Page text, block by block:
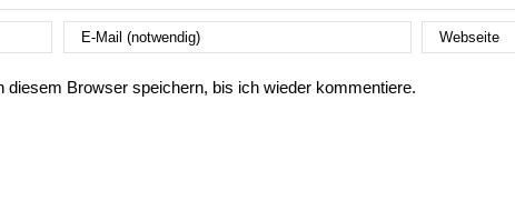
diesem Browser speichern, bis ich wieder kommentiere.